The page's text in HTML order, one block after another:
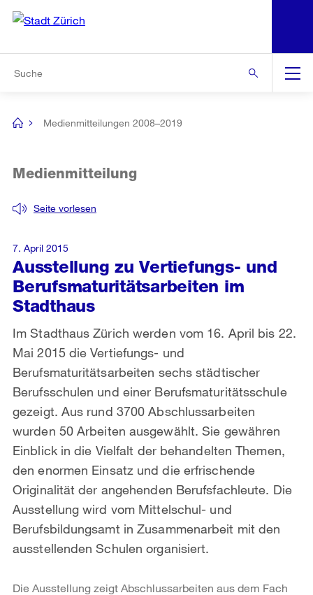
Navigation
[no
Medienmitteilungen 2008–2019
Ausstellung zu Vertiefungs- und
Berufsmaturitätsarbeiten im
Stadthaus
Seite vorlesen
Medienmitteilung
Im Stadthaus Zürich werden vom 16. April bis 22.
Mai 2015 die Vertiefungs- und
Berufsmaturitätsarbeiten sechs städtischer
Berufsschulen und einer Berufsmaturitätsschule
gezeigt. Aus rund 3700 Abschlussarbeiten
wurden 50 Arbeiten ausgewählt. Sie gewähren
Einblick in die Vielfalt der behandelten Themen,
den enormen Einsatz und die erfrischende
Originalität der angehenden Berufsfachleute. Die
Ausstellung wird vom Mittelschul- und
Berufsbildungsamt in Zusammenarbeit mit den
ausstellenden Schulen organisiert.
7. April 2015
Die Ausstellung zeigt Abschlussarbeiten aus dem Fach